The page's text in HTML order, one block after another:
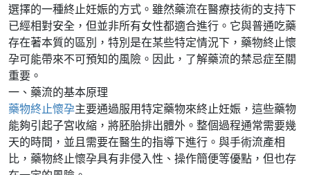
選擇的一種終止妊娠的方式。雖然藥流在醫療技術的支持下
已經相對安全，但並非所有女性都適合進行。它與普通吃藥
存在著本質的區別，特別是在某些特定情況下，藥物終止懷
孕可能帶來不可預知的風險。因此，了解藥流的禁忌症至關
重要。
一、藥流的基本原理
藥物終止懷孕主要通過服用特定藥物來終止妊娠，這些藥物
能夠引起子宮收縮，將胚胎排出體外。整個過程通常需要幾
天的時間，並且需要在醫生的指導下進行。與手術流產相
比，藥物終止懷孕具有非侵入性、操作簡便等優點，但也存